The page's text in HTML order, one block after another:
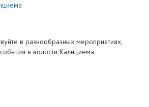
в разнообразных мероприятиях,
в волости Калнциема.